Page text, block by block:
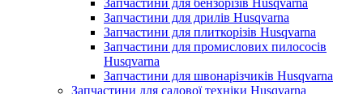
Запчастини для бензорізів Husqvarna
Запчастини для дрилів Husqvarna
Запчастини для плиткорізів Husqvarna
Запчастини для промислових пилососів
Husqvarna
Запчастини для швонарізчиків Husqvarna
Запчастини для садової техніки Husqvarna